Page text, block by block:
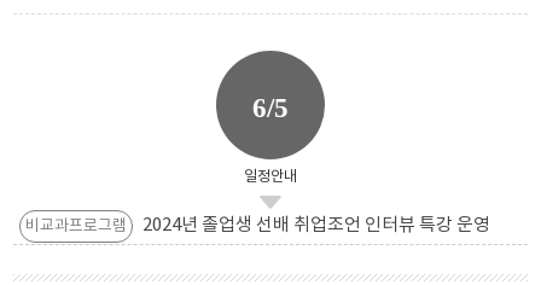
6/5
일정안내
비교과프로그램 2024년 졸업생 선배 취업조언 인터뷰 특강 운영